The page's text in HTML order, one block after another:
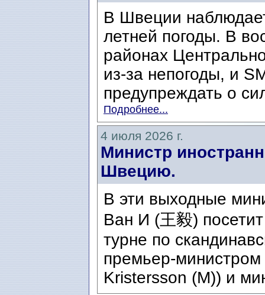
В Швеции
летней погоды. В
районах
из-за непогоды, и
предупреждать о
Подробнее...
4 июля 2026 г.
Министр
Швецию.
В эти выходные
Ван И (王毅)
турне по
премьер-
Kristersson (M)) и